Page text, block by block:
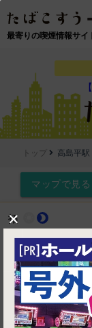
最寄りの喫煙情報サイ
×
トップ 高島平駅
マップで見る
拓 brightness_2